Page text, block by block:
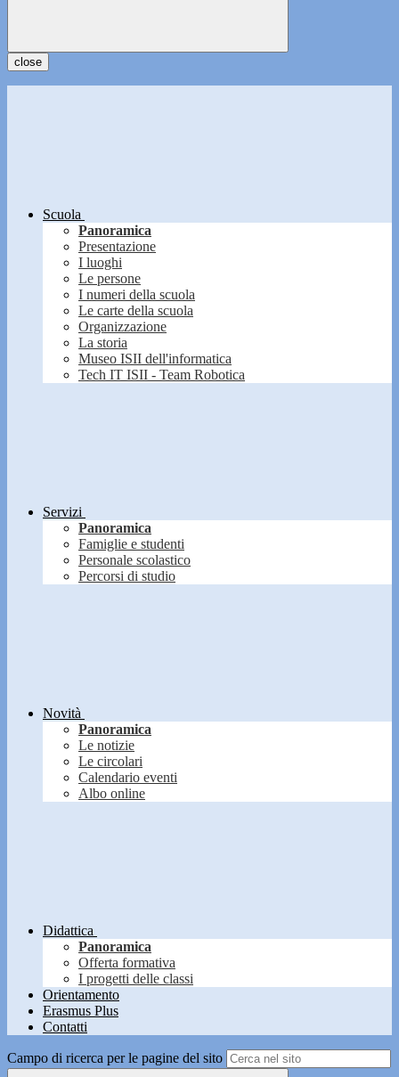
close
Scuola
Panoramica
Presentazione
I luoghi
Le persone
I numeri della scuola
Le carte della scuola
Organizzazione
La storia
Museo ISII dell'informatica
Tech IT ISII - Team Robotica
Servizi
Panoramica
Famiglie e studenti
Personale scolastico
Percorsi di studio
Novità
Panoramica
Le notizie
Le circolari
Calendario eventi
Albo online
Didattica
Panoramica
Offerta formativa
I progetti delle classi
Orientamento
Erasmus Plus
Contatti
Campo di ricerca per le pagine del sito